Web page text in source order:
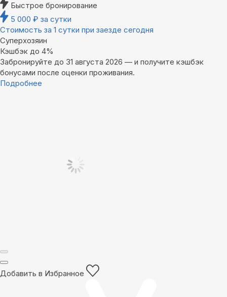
Быстрое бронирование
5 000 ₽ за сутки
Стоимость за 1 сутки при заезде сегодня
Суперхозяин
Кэшбэк до 4%
Забронируйте до 31 августа 2026 — и получите кэшбэк
бонусами после оценки проживания.
Подробнее
Добавить в Избранное